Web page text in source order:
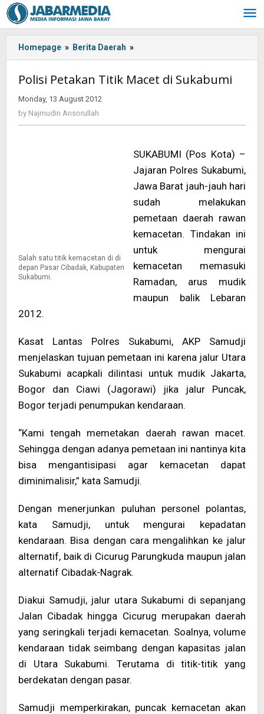
Skip
to
content
Homepage » Berita Daerah »
-:IN-
>Polisi
-:-
-
>
Polisi Petakan Titik Macet di Sukabumi
Monday, 13 August 2012
by Najmudin Ansorullah
Salah satu titik kemacetan di di
depan Pasar Cibadak, Kabupaten
Sukabumi.
SUKABUMI (Pos Kota) –
Jajaran Polres Sukabumi,
Jawa Barat jauh-jauh hari
sudah melakukan
pemetaan daerah rawan
kemacetan. Tindakan ini
untuk mengurai
kemacetan memasuki
Ramadan, arus mudik
maupun balik Lebaran
2012.
Kasat Lantas Polres Sukabumi, AKP Samudji
menjelaskan tujuan pemetaan ini karena jalur Utara
Sukabumi acapkali dilintasi untuk mudik Jakarta,
Bogor dan Ciawi (Jagorawi) jika jalur Puncak,
Bogor terjadi penumpukan kendaraan.
“Kami tengah memetakan daerah rawan macet.
Sehingga dengan adanya pemetaan ini nantinya kita
bisa mengantisipasi agar kemacetan dapat
diminimalisir,” kata Samudji.
Dengan menerjunkan puluhan personel polantas,
kata Samudji, untuk mengurai kepadatan
kendaraan. Bisa dengan cara mengalihkan ke jalur
alternatif, baik di Cicurug Parungkuda maupun jalan
alternatif Cibadak-Nagrak.
Diakui Samudji, jalur utara Sukabumi di sepanjang
Jalan Cibadak hingga Cicurug merupakan daerah
yang seringkali terjadi kemacetan. Soalnya, volume
kendaraan tidak seimbang dengan kapasitas jalan
di Utara Sukabumi. Terutama di titik-titik yang
berdekatan dengan pasar.
Samudji memperkirakan, puncak kemacetan akan